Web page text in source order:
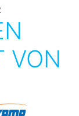
VON